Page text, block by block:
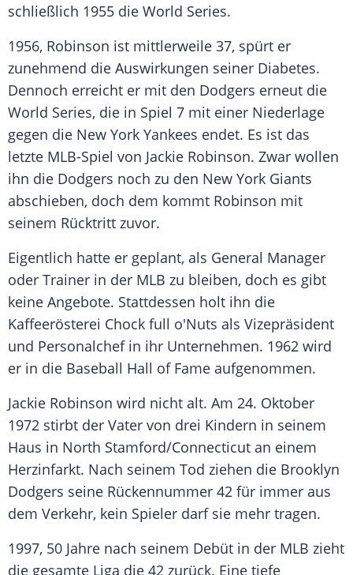
schließlich 1955 die World Series.
1956, Robinson ist mittlerweile 37, spürt er
zunehmend die Auswirkungen seiner Diabetes.
Dennoch erreicht er mit den Dodgers erneut die
World Series, die in Spiel 7 mit einer Niederlage
gegen die New York Yankees endet. Es ist das
letzte MLB-Spiel von Jackie Robinson. Zwar wollen
ihn die Dodgers noch zu den New York Giants
abschieben, doch dem kommt Robinson mit
seinem Rücktritt zuvor.
Eigentlich hatte er geplant, als General Manager
oder Trainer in der MLB zu bleiben, doch es gibt
keine Angebote. Stattdessen holt ihn die
Kaffeerösterei Chock full o'Nuts als Vizepräsident
und Personalchef in ihr Unternehmen. 1962 wird
er in die Baseball Hall of Fame aufgenommen.
Jackie Robinson wird nicht alt. Am 24. Oktober
1972 stirbt der Vater von drei Kindern in seinem
Haus in North Stamford/Connecticut an einem
Herzinfarkt. Nach seinem Tod ziehen die Brooklyn
Dodgers seine Rückennummer 42 für immer aus
dem Verkehr, kein Spieler darf sie mehr tragen.
1997, 50 Jahre nach seinem Debüt in der MLB zieht
die gesamte Liga die 42 zurück. Eine tiefe